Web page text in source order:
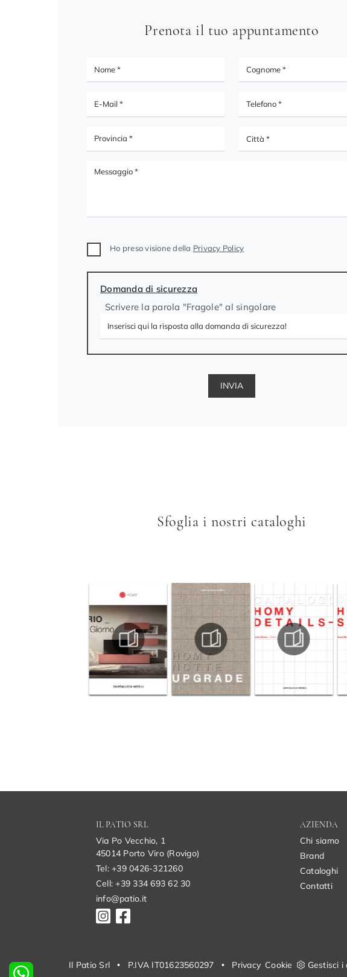
Prenota il tuo appuntamento
Ho preso visione della Privacy Policy
Domanda di sicurezza
Scrivere la parola "Fragole" al singolare
INVIA
Sfoglia i nostri cataloghi
IL PATIO SRL
Via Po Vecchio, 1
45014 Porto Viro (Rovigo)
Tel: +39 0426-321260
Cell: +39 334 693 62 30
info@patio.it
AZIENDA
Chi siamo
Brand
Cataloghi
Contatti
Il Patio Srl • P.IVA IT01623560297 • Privacy Cookie Gestisci i